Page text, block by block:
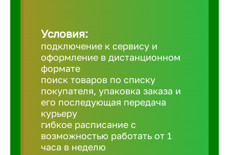
Условия:
подключение к сервису и
оформление в дистанционном
формате
поиск товаров по списку
покупателя, упаковка заказа и
его последующая передача
курьеру
гибкое расписание с
возможностью работать от 1
часа в неделю